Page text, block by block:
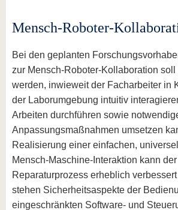
Mensch-Roboter-
Bei den geplanten
zur Mensch-Roboter-Kollaboration soll
werden, inwieweit der Facharbeiter in
der Laborumgebung intuitiv
Arbeiten durchführen sowie
Anpassungsmaßnahmen umsetzen
Realisierung einer einfachen,
Mensch-Maschine-Interaktion kann
Reparaturprozess erheblich
stehen Sicherheitsaspekte der
eingeschränkten Software- und